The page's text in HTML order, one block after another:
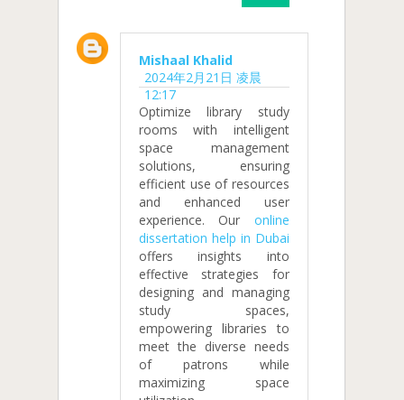
Mishaal Khalid
2024年2月21日 凌晨
12:17
Optimize library study
rooms with intelligent
space management
solutions, ensuring
efficient use of resources
and enhanced user
experience. Our online
dissertation help in Dubai
offers insights into
effective strategies for
designing and managing
study spaces,
empowering libraries to
meet the diverse needs
of patrons while
maximizing space